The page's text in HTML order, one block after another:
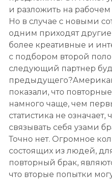
и разложить на
Но в случае с новыми
одним приходят
более креативные и
с подбором второй
следующий партнер
показали, что
намного чаще, чем
статистика не означает,
связывать себя узами
Точно нет. Огромное
состоящих из людей,
повторный брак,
что вторые попытки